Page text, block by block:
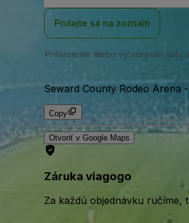
Pridajte sa na zoznam
Prihlásením alebo vytvorením účtu
Seward County Rodeo Arena -
Copy
Otvoriť v Google Maps
Záruka viagogo
Za každú objednávku ručíme,